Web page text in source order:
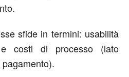
sfide in termini: usabilità
costi di processo (lato